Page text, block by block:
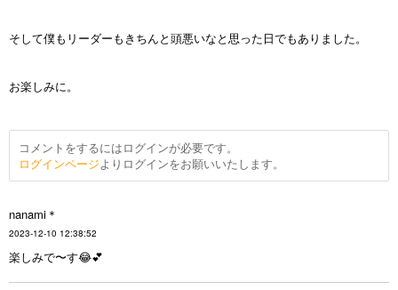
そして僕もリーダーもきちんと頭悪いなと思った日でもありました。
お楽しみに。
コメントをするにはログインが必要です。
ログインページよりログインをお願いいたします。
nanami＊
2023-12-10 12:38:52
楽しみで〜す😂💕